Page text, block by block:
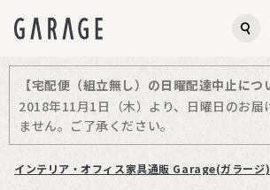
【宅配便（組立無し）の日曜配達中止につ
2018年11月1日（木）より、日曜日のお届
ません。ご了承ください。
インテリア・オフィス家具通販 Garage(ガラージ)